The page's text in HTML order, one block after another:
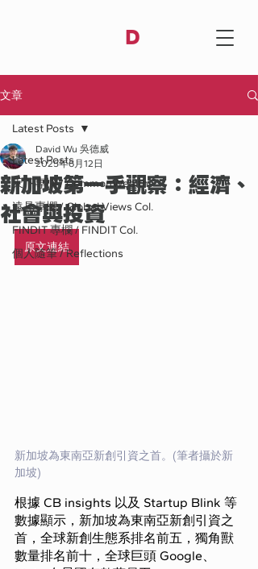
D
文章
Latest Posts
天下專欄 / CommonWealth
遠見專欄 / Global Views Col.
FINDIT 專欄 / FINDIT Col.
個人隨筆 / Reflections
Latest Posts
新加坡第一手觀察：經濟、
社會與投資
David Wu 吳德威
2025年6月12日
原文連結
新加坡為東南亞新創引資之首。(筆者攝於新
加坡)
根據 CB insights 以及 Startup Blink 等
數據顯示，新加坡為東南亞新創引資之
首，全球新創生態系排名前五，獨角獸
數量排名前十，全球巨頭 Google、